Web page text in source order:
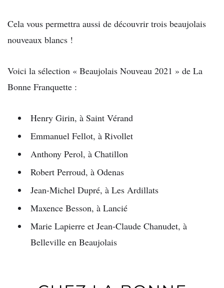
Cela vous permettra aussi de découvrir trois beaujolais
nouveaux blancs !
Voici la sélection « Beaujolais Nouveau 2021 » de La
Bonne Franquette :
Henry Girin, à Saint Vérand
Emmanuel Fellot, à Rivollet
Anthony Perol, à Chatillon
Robert Perroud, à Odenas
Jean-Michel Dupré, à Les Ardillats
Maxence Besson, à Lancié
Marie Lapierre et Jean-Claude Chanudet, à
Belleville en Beaujolais